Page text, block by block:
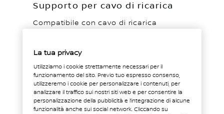
Supporto per cavo di ricarica
Compatibile con cavo di ricarica
quando non viene utilizzato.
La tua privacy
Utilizziamo i cookie strettamente necessari per il
funzionamento del sito. Previo tuo espresso consenso,
utilizzeremo i cookie per personalizzare i contenuti, per
analizzare il traffico sui nostri siti web e per consentire la
personalizzazione della pubblicità e l’integrazione di alcune
funzionalità anche sui social network. Cliccando su